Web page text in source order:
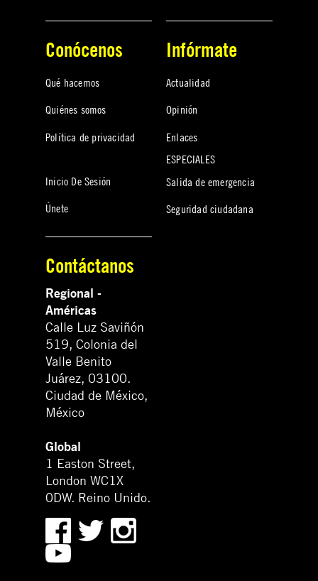
Conócenos
Qué hacemos
Quiénes somos
Política de privacidad
Inicio De Sesión
Únete
Infórmate
Actualidad
Opinión
Enlaces
ESPECIALES
Salida de emergencia
Seguridad ciudadana
Contáctanos
Regional -
Américas
Calle Luz Saviñón
519, Colonia del
Valle Benito
Juárez, 03100.
Ciudad de México,
México
Global
1 Easton Street,
London WC1X
0DW. Reino Unido.